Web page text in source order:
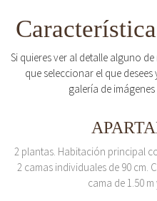
Si quieres ver al detalle alguno
que seleccionar el que
galería de
2 plantas. Habitación principal
2 camas individuales de 90
cama de 1.50